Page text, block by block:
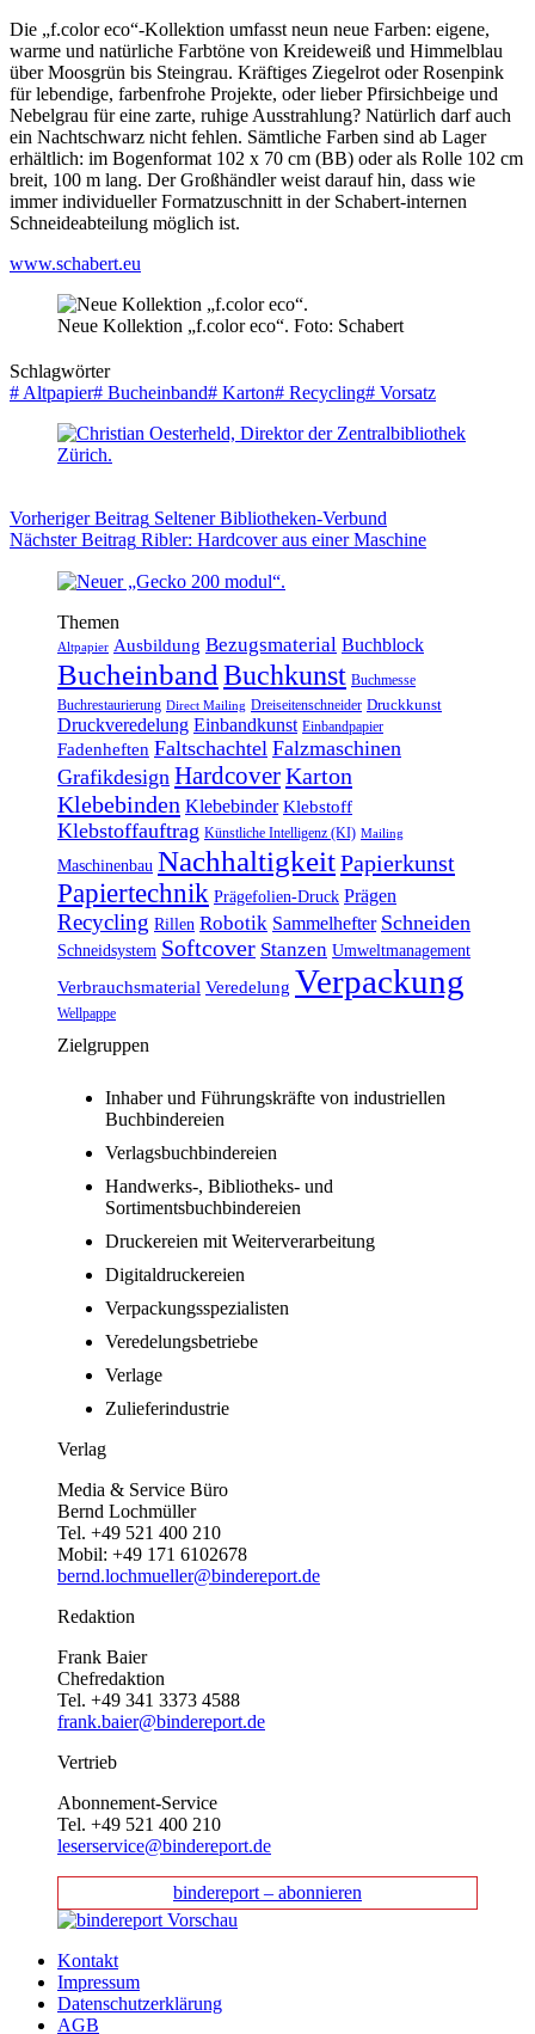
Die „f.color eco“-Kollektion umfasst neun neue Farben: eigene,
warme und natürliche Farbtöne von Kreideweiß und Himmelblau
über Moosgrün bis Steingrau. Kräftiges Ziegelrot oder Rosenpink
für lebendige, farbenfrohe Projekte, oder lieber Pfirsichbeige und
Nebelgrau für eine zarte, ruhige Ausstrahlung? Natürlich darf auch
ein Nachtschwarz nicht fehlen. Sämtliche Farben sind ab Lager
erhältlich: im Bogenformat 102 x 70 cm (BB) oder als Rolle 102 cm
breit, 100 m lang. Der Großhändler weist darauf hin, dass wie
immer individueller Formatzuschnitt in der Schabert-internen
Schneideabteilung möglich ist.
www.schabert.eu
Neue Kollektion „f.color eco“. Foto: Schabert
Schlagwörter
# Altpapier# Bucheinband# Karton# Recycling# Vorsatz
VorherigerBeitrag Seltener Bibliotheken-Verbund
NächsterBeitrag Ribler: Hardcover aus einer Maschine
Themen
Altpapier Ausbildung Bezugsmaterial Buchblock
BucheinbandBuchkunst Buchmesse
Buchrestaurierung Direct Mailing Dreiseitenschneider Druckkunst
Druckveredelung Einbandkunst Einbandpapier
Fadenheften Faltschachtel Falzmaschinen
Grafikdesign HardcoverKarton
Klebebinden Klebebinder Klebstoff
Klebstoffauftrag Künstliche Intelligenz (KI) Mailing
Maschinenbau NachhaltigkeitPapierkunst
Papiertechnik Prägefolien-Druck Prägen
Recycling Rillen Robotik Sammelhefter Schneiden
Schneidsystem Softcover Stanzen Umweltmanagement
Verbrauchsmaterial Veredelung Verpackung
Wellpappe
Zielgruppen
Inhaber und Führungskräfte von industriellen
Buchbindereien
Verlagsbuchbindereien
Handwerks-, Bibliotheks- und
Sortimentsbuchbindereien
Druckereien mit Weiterverarbeitung
Digitaldruckereien
Verpackungsspezialisten
Veredelungsbetriebe
Verlage
Zulieferindustrie
Verlag
Media & Service Büro
Bernd Lochmüller
Tel. +49 521 400 210
Mobil: +49 171 6102678
bernd.lochmueller@bindereport.de
Redaktion
Frank Baier
Chefredaktion
Tel. +49 341 3373 4588
frank.baier@bindereport.de
Vertrieb
Abonnement-Service
Tel. +49 521 400 210
leserservice@bindereport.de
bindereport – abonnieren
Kontakt
Impressum
Datenschutzerklärung
AGB